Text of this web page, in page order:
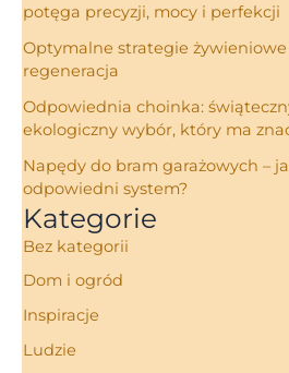
potęga precyzji, mocy i perfekcji
Optymalne strategie
regeneracja
Odpowiednia choinka:
ekologiczny wybór, który ma
Napędy do bram garażowych –
odpowiedni system?
Kategorie
Bez kategorii
Dom i ogród
Inspiracje
Ludzie